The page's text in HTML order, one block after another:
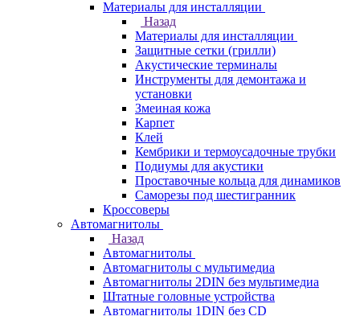
Материалы для инсталляции
Назад
Материалы для инсталляции
Защитные сетки (грилли)
Акустические терминалы
Инструменты для демонтажа и
установки
Змеиная кожа
Карпет
Клей
Кембрики и термоусадочные трубки
Подиумы для акустики
Проставочные кольца для динамиков
Саморезы под шестигранник
Кроссоверы
Автомагнитолы
Назад
Автомагнитолы
Автомагнитолы с мультимедиа
Автомагнитолы 2DIN без мультимедиа
Штатные головные устройства
Автомагнитолы 1DIN без CD